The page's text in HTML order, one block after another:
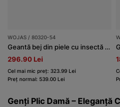
WOJAS / 80320-54
Geantă bej din piele cu insectă decorativă
296.90 Lei
Cel mai mic preț: 323.99 Lei
Preț normal: 539.00 Lei
Genți Plic Damă – Eleganță